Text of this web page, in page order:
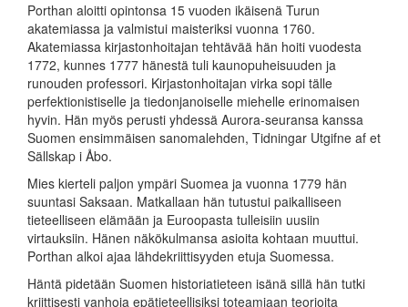
Porthan aloitti opintonsa 15 vuoden ikäisenä Turun
akatemiassa ja valmistui maisteriksi vuonna 1760.
Akatemiassa kirjastonhoitajan tehtävää hän hoiti vuodesta
1772, kunnes 1777 hänestä tuli kaunopuheisuuden ja
runouden professori. Kirjastonhoitajan virka sopi tälle
perfektionistiselle ja tiedonjanoiselle miehelle erinomaisen
hyvin. Hän myös perusti yhdessä Aurora-seuransa kanssa
Suomen ensimmäisen sanomalehden, Tidningar Utgifne af et
Sällskap i Åbo.
Mies kierteli paljon ympäri Suomea ja vuonna 1779 hän
suuntasi Saksaan. Matkallaan hän tutustui paikalliseen
tieteelliseen elämään ja Euroopasta tulleisiin uusiin
virtauksiin. Hänen näkökulmansa asioita kohtaan muuttui.
Porthan alkoi ajaa lähdekriittisyyden etuja Suomessa.
Häntä pidetään Suomen historiatieteen isänä sillä hän tutki
kriittisesti vanhoja epätieteellisiksi toteamiaan teorioita